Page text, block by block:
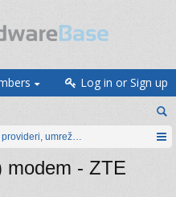
Log in or Sign up
provideri, umrežavanje i web servisi
modem - ZTE